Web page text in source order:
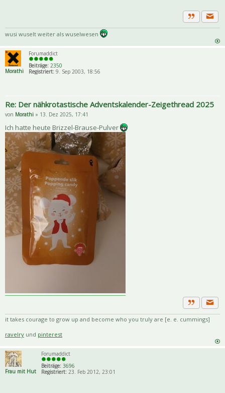
Zitat
wusi wuselt weiter als wuselwesen
Morathi
Forumaddict
Beiträge: 2350
Registriert: 9. Sep 2003, 18:56
Re: Der nähkrotastische Adventskalender-Zeigethread 2025
von Morathi » 13. Dez 2025, 17:41
Ich hatte heute Brizzel-Brause-Pulver
Zitat
it takes courage to grow up and become who you truly are [e. e. cummings]
ravelry und pinterest
Frau mit Hut
Forumaddict
Beiträge: 3696
Registriert: 23. Feb 2012, 23:01